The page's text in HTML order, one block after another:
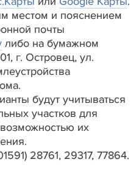
местом и пояснением
почты
либо на бумажном
г. Островец, ул.
будут учитываться
участков для
их
28761, 29317, 77864.